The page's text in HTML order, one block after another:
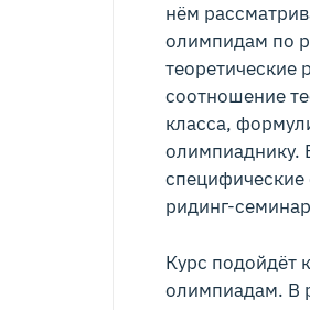
нём
олимпидам по
соотношение
класса,
олимпиаднику.
ридинг-
Курс подойдёт
олимпиадам. В